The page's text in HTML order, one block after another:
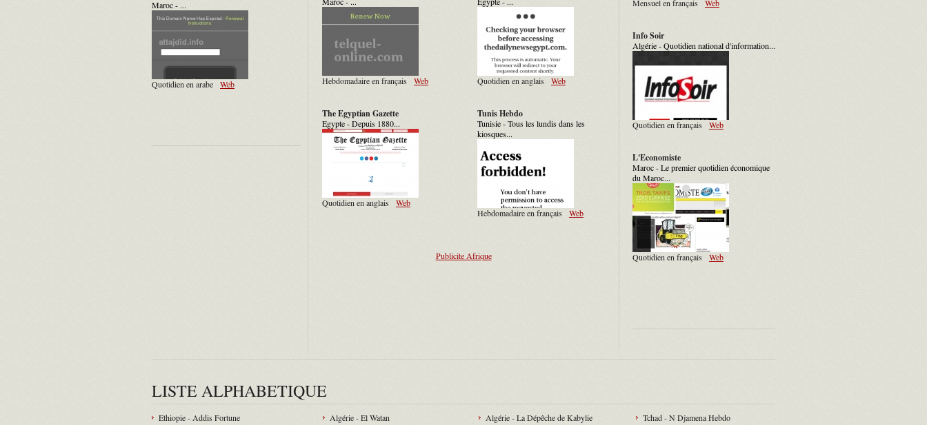
Maroc - ...
Quotidien en arabe Web Hebdomadaire en français Web Quotidien en anglais Web
The Egyptian Gazette
Egypte - Depuis 1880...
Quotidien en anglais Web
Tunis Hebdo
Tunisie - Tous les lundis dans les
kiosques...
Hebdomadaire en français Web
Publicite Afrique
Mensuel en français Web
Info Soir
Algérie - Quotidien national d'information...
Quotidien en français Web
L'Economiste
Maroc - Le premier quotidien économique
du Maroc...
Quotidien en français Web
LISTE ALPHABETIQUE
Ethiopie - Addis Fortune
Algérie - El Watan
Algérie - La Dépêche de Kabylie
Tchad - N Djamena Hebdo